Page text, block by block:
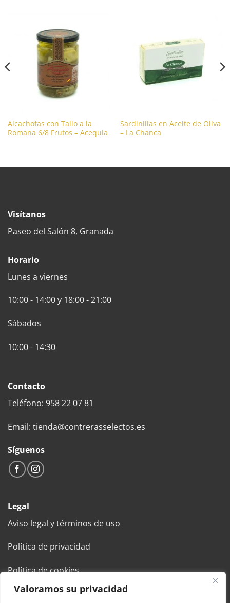
Valoramos su privacidad
Alcachofas con Tallo a la
Romana 6/8 Frutos – Acequia
Sardinillas en Aceite de Oliva
– La Chanca
Visítanos
Paseo del Salón 8, Granada
Horario
Lunes a viernes
10:00 - 14:00 y 18:00 - 21:00
Sábados
10:00 - 14:30
Contacto
Teléfono: 958 22 07 81
Email: tienda@contrerasselectos.es
Síguenos
Legal
Aviso legal y términos de uso
Política de privacidad
Política de cookies
Condiciones generales de venta